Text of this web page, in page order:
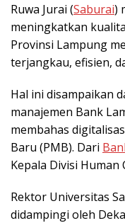
Ruwa Jurai (Saburai)
meningkatkan
Provinsi Lampung
terjangkau, efisien,
Hal ini disampaikan
manajemen Bank
membahas
Baru (PMB). Dari
Kepala Divisi Human
Rektor Universitas
didampingi oleh